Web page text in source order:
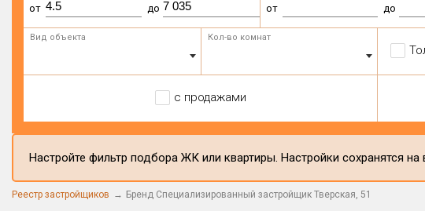
от до от до
Вид объекта Кол-во комнат
с продажами
Настройте фильтр подбора ЖК или квартиры. Настройки сохранятся
Реестр застройщиков Бренд Специализированный застройщик Тверская, 51